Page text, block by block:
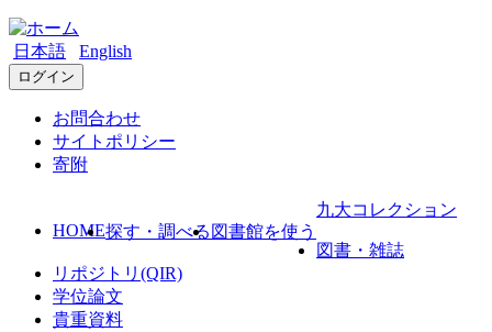
日本語 English
ログイン
お問合わせ
サイトポリシー
寄附
HOME探す・調べる 図書館を使う
九大コレクション
図書・雑誌
リポジトリ(QIR)
学位論文
貴重資料